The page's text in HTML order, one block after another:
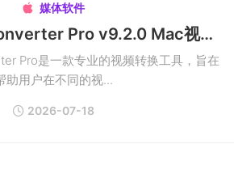
 媒体软件
iFunia Video Converter Pro v9.2.0 Mac视频转换工具破解版
Pro是一款专业的视频转换工具，旨在
助用户在不同的视...
2026-07-18